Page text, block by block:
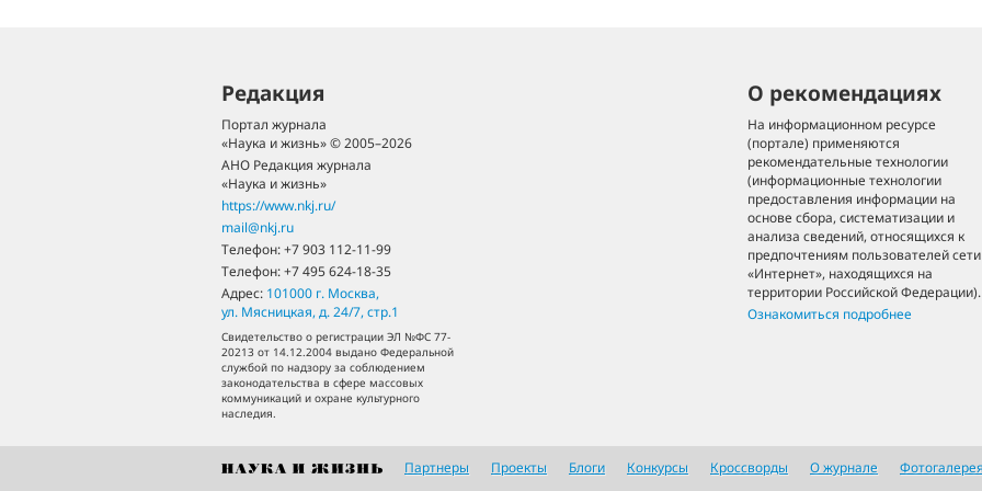
Редакция
Портал журнала
«Наука и жизнь» © 2005–2026
АНО Редакция журнала
«Наука и жизнь»
https://www.nkj.ru/
mail@nkj.ru
Телефон:+7 903 112-11-99
Телефон:+7 495 624-18-35
Адрес: 101000 г. Москва,
ул. Мясницкая, д. 24/7, стр.1
Свидетельство о регистрации ЭЛ №ФС 77-
20213 от 14.12.2004 выдано Федеральной
службой по надзору за соблюдением
законодательства в сфере массовых
коммуникаций и охране культурного
наследия.
О рекомендациях
На информационном ресурсе
(портале) применяются
рекомендательные технологии
(информационные технологии
предоставления информации на
основе сбора, систематизации и
анализа сведений, относящихся к
предпочтениям пользователей сети
«Интернет», находящихся на
территории Российской Федерации).
Ознакомиться подробнее
Партнеры Проекты Блоги Конкурсы Кроссворды О журнале Фотогалерея